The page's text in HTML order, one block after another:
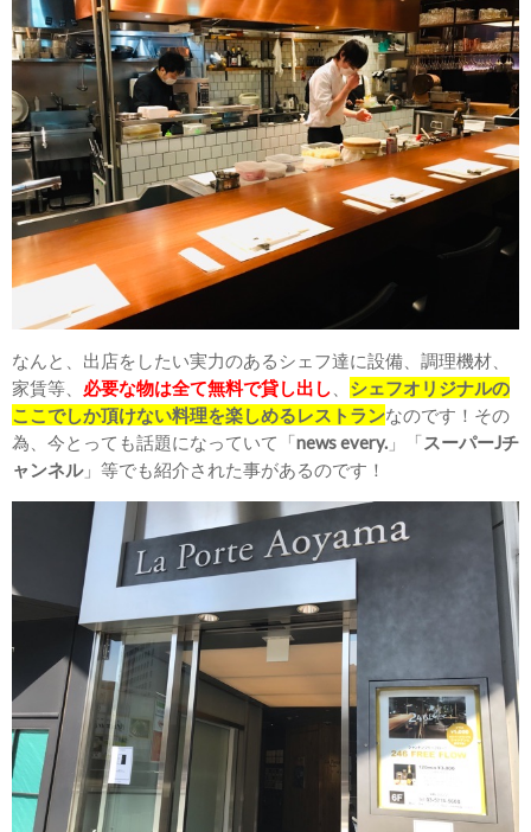
なんと、出店をしたい実力のあるシェフ達に設備、調理機材、
家賃等、 必要な物は全て無料で貸し出し
シェフオリジナルの
ここでしか頂けない料理を楽しめるレストランなのです！その
為、今とっても話題になっていて「news every. 」「スーパーJチ
ャンネル」等でも紹介された事があるのです！